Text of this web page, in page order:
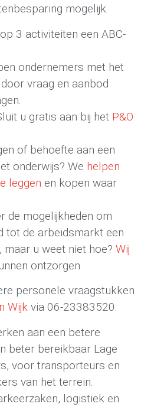
mogelijk.
3 activiteiten een ABC-
ondernemers met het
vraag en aanbod
u gratis aan bij het P&O
of behoefte aan een
onderwijs? We helpen
leggen en kopen waar
de mogelijkheden om
tot de arbeidsmarkt een
maar u weet niet hoe? Wij
ontzorgen
personele vraagstukken
Wijk via 06-23383520.
aan een betere
beter bereikbaar Lage
voor transporteurs en
van het terrein.
logistiek en